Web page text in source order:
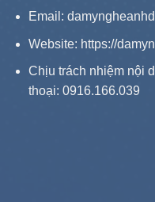
Email:
Website: https://
Chịu trách nhiệm nội
thoại: 0916.166.039